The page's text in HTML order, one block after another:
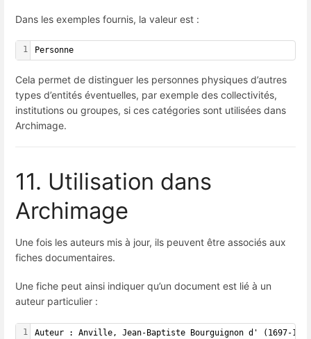
Dans les exemples fournis, la valeur est :
1 Personne
Cela permet de distinguer les personnes physiques d’autres
types d’entités éventuelles, par exemple des collectivités,
institutions ou groupes, si ces catégories sont utilisées dans
Archimage.
11. Utilisation dans
Archimage
Une fois les auteurs mis à jour, ils peuvent être associés aux
fiches documentaires.
Une fiche peut ainsi indiquer qu’un document est lié à un
auteur particulier :
1 Auteur : Anville, Jean-Baptiste Bourguignon d' (1697-